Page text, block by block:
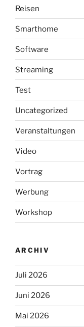
Reisen
Smarthome
Software
Streaming
Test
Uncategorized
Veranstaltungen
Video
Vortrag
Werbung
Workshop
ARCHIV
Juli 2026
Juni 2026
Mai 2026